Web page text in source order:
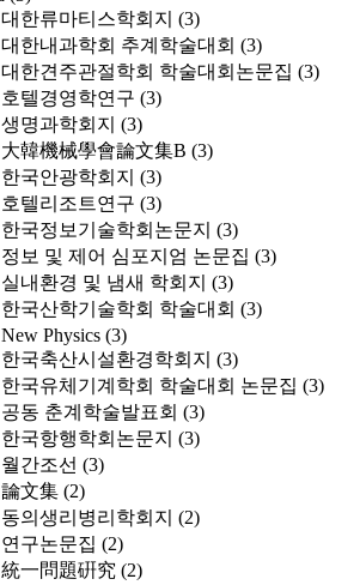
대한류마티스학회지 (3)
대한내과학회 추계학술대회 (3)
대한견주관절학회 학술대회논문집 (3)
호텔경영학연구 (3)
생명과학회지 (3)
大韓機械學會論文集B (3)
한국안광학회지 (3)
호텔리조트연구 (3)
한국정보기술학회논문지 (3)
정보 및 제어 심포지엄 논문집 (3)
실내환경 및 냄새 학회지 (3)
한국산학기술학회 학술대회 (3)
New Physics (3)
한국축산시설환경학회지 (3)
한국유체기계학회 학술대회 논문집 (3)
공동 춘계학술발표회 (3)
한국항행학회논문지 (3)
월간조선 (3)
論文集 (2)
동의생리병리학회지 (2)
연구논문집 (2)
統一問題硏究 (2)